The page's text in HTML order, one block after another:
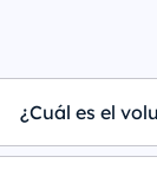
¿Cuál es el